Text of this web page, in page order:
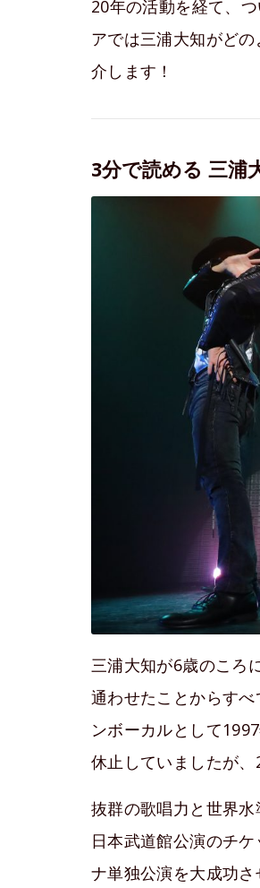
20年の活動を経て、
アでは三浦大知がど
介します！
3分で読める 三浦
三浦大知が6歳のころ
通わせたことからす
ンボーカルとして
休止していましたが
抜群の歌唱力と世界
日本武道館公演のチ
ナ単独公演を大成功